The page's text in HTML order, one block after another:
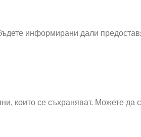
информирани дали
които се съхраняват. Можете да